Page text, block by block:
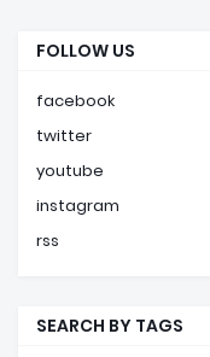
FOLLOW US
facebook
twitter
youtube
instagram
rss
SEARCH BY TAGS